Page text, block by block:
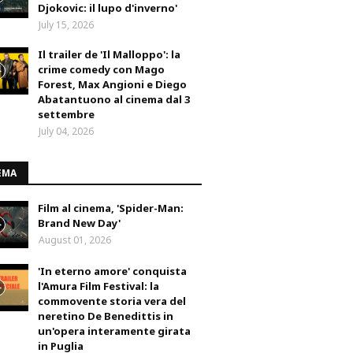
Djokovic: il lupo d'inverno'
July 15, 2026
Il trailer de 'Il Malloppo': la
crime comedy con Mago
Forest, Max Angioni e Diego
Abatantuono al cinema dal 3
settembre
July 04, 2026
Film al cinema, 'Spider-Man:
Brand New Day'
August 01, 2026
'In eterno amore' conquista
l'Amura Film Festival: la
commovente storia vera del
neretino De Benedittis in
un'opera interamente girata
in Puglia